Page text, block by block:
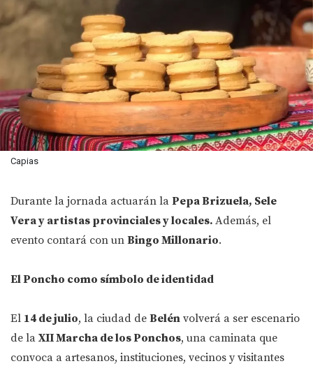
Capias
Durante la jornada actuarán la Pepa Brizuela, Sele
Vera y artistas provinciales y locales. Además, el
evento contará con un Bingo Millonario.
El Poncho como símbolo de identidad
El 14 de julio, la ciudad de Belén volverá a ser escenario
de la XII Marcha de los Ponchos, una caminata que
convoca a artesanos, instituciones, vecinos y visitantes